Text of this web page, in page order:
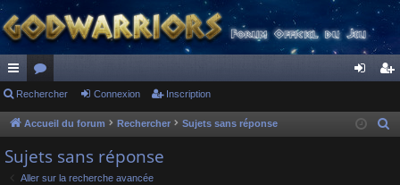
ac
co
ur
ci
or
u
s
ne cri
Rechercher Connexion Inscription
Accueil du forum Rechercher Sujets sans réponse
Sujets sans réponse
Aller sur la recherche avancée